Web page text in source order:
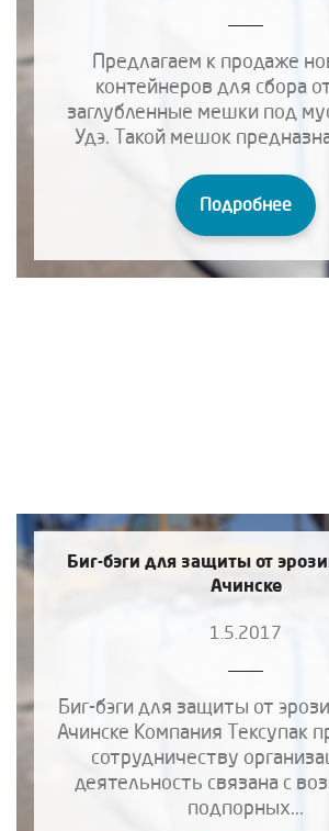
Предлагаем к продаже
контейнеров для сбора
заглубленные мешки под
Удэ. Такой мешок
Подробнее
Биг-бэги для защиты от
Ачинске
1.5.2017
Биг-бэги для защиты от
Ачинске Компания Тексупак
сотрудничеству
деятельность связана с
подпорных...